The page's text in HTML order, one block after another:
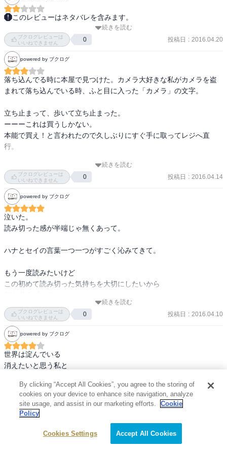
このレビューはネタバレを含みます。
ブクログから献本企画でいただいた本。やっとレビューが書け
た。。。
うーん、この本はホンマに合う合わないが出る気がする。好き嫌い
じゃなくてね。説明しにくいのだけど、好き嫌いじゃなくて、合う
か合わないか、なんじゃないかと感じた。
キマスイッチの『奏』か？」ということ。『奏』の『君が僕の前に
現れた日から　何もかもが違く見えたんだ』という歌詞を彷彿とさ
せた。お互いがお互いに特別を感じ、深い闇から引っ張り出してく
れた、世界に色を付けてくれた、というね。
そこが最も大きなポイントであり、評価されるポイントだと思うの
だが、僕はそこがあかんかったなー。
記憶が1日しか持たないのに、何で「この世界で、きみ以上に大切な
ものを見つけられない」なんて言えるのだろう？と思うのだ。その
ことすら忘れるんじゃないだろうか？
本作は、セイとハナが成長するジュヴェナイルでもあるのだと思う
消している気もするし、成長の方向性も「それでいいの？」と思っ
たりもする。
もちろん、その辺は本書のメインテーマとは違っていて、お互いが
お互いを何も見えない暗闇から引っ張り上げる、自分だけが相手を
助けられる、相手だけが自分を助けてくれた、というところがメイ
ンテーマではあるので、気にならない人にとっては瑣末な話なんだ
けど。僕はやっぱりそういう点が気に入らんかったなぁ。
イ』これは主人公の設定が全く同じで、眠ると記憶を忘れちゃう、
という設定。詳しくはTSUTAYAやGEOでレンタルでもしてもらいた
いのだが、こっちに比べると、ハナの必死さがイマイチ伝わってこ
ないんだよな。何でだろうか。映像と文章の違い、というわけでも
続きを読む
ブクログレビューは
いいねできません
0 投稿日 : 2016.04.20
powered by ブクログ
落ち込んでる時に本屋で見つけた。カメラ大好きな私がカメラを盗
まれて落ち込んでいる時、ふと目に入った「カメラ」の文字。
立ち止まって、歩いて立ち止まった。
ーーーこれは買うしかない。
本能で買え！と言われたので久しぶりにすぐ手に取ってレジへ直
行。
良くも悪くもなくいい本だった。当たりだった。またいつか読み返
す日が来るはず。
そんな一冊。
続きを読む
ブクログレビューは
いいねできません
0 投稿日 : 2016.04.14
powered by ブクログ
泣いた。
読み切った感が半端じゃ無くあって。
ハナとセイの言葉一つ一つがすごく沁みてきて。
もう一度読みたいけど
この初めて読み切った気持ちを大切にしたいから
私にとってとても大切な一冊になりました。
出逢えてよかった。
続きを読む
ブクログレビューは
いいねできません
0 投稿日 : 2016.04.10
powered by ブクログ
世界は淀んでいる
消えたいと思う私と
世界は美しい
記憶していたい君の
自分の心のシャッターを押す代わりに
続きを読む
By clicking “Accept All Cookies”, you agree to the storing of
cookies on your device to enhance site navigation, analyze
site usage, and assist in our marketing efforts.
Cookie
Policy
Cookies Settings Accept All Cookies